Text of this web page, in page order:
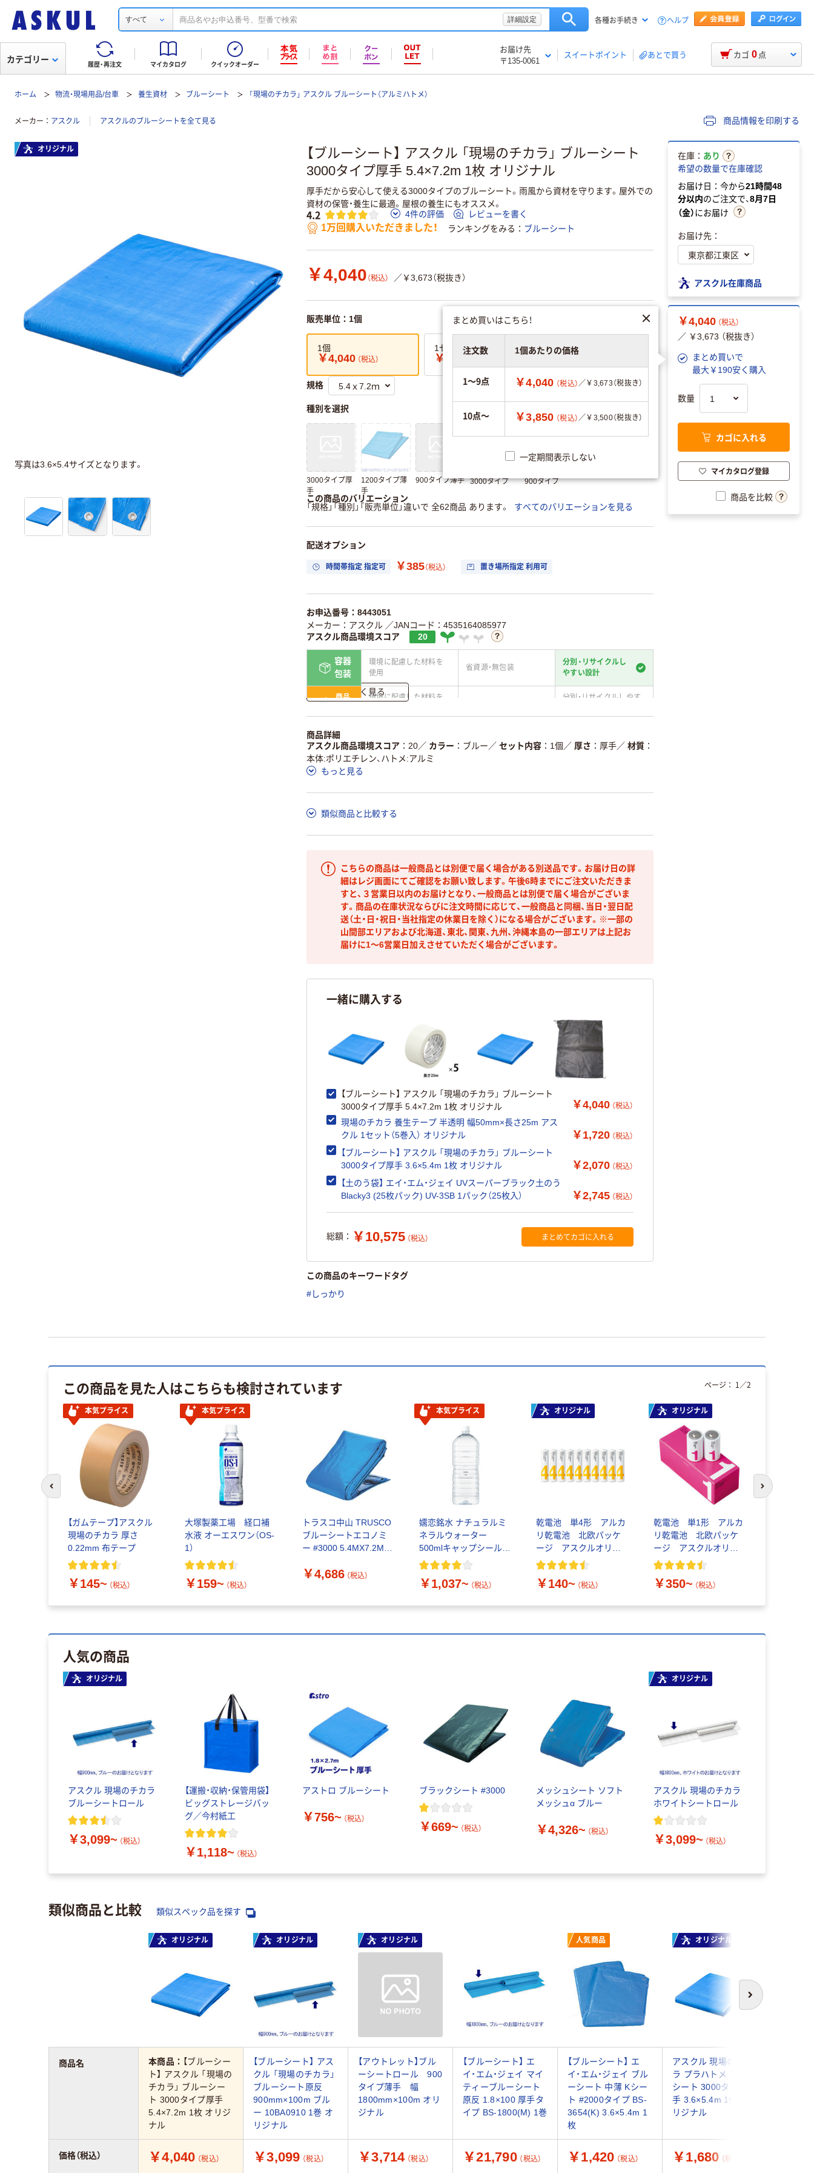
すべて 詳細設定 各種お手続き ヘルプ
履歴・再注文 マイカタログ クイックオーダー
お届け先
〒135-0061
スイートポイント あとで買う
カテゴリー カゴ 0 点
ホーム 物流・現場用品/台車 養生資材 ブルーシート 「現場のチカラ」 アスクル ブルーシート（アルミハトメ）
メーカー アスクル アスクルのブルーシートを全て見る 商品情報を印刷する
【ブルーシート】 アスクル 「現場のチカラ」 ブルーシート
3000タイプ厚手 5.4×7.2m 1枚 オリジナル
厚手だから安心して使える3000タイプのブルーシート。雨風から資材を守ります。屋外での
資材の保管・養生に最適。屋根の養生にもオススメ。
4.2 4件の評価 レビューを書く
1万回購入いただきました！ ランキングをみる ブルーシート
￥4,040 （税込） ／￥3,673（税抜き）
販売単位：1個
1個
￥4,040 （税込）
1セット（1個×3）
￥11,480
規格
種別を選択
3000タイプ厚
手
1200タイプ薄
手
900タイプ薄手 3000タイプ 900タイプ
この商品のバリエーション
「規格」「種別」「販売単位」違いで 全62商品 あります。
すべてのバリエーションを見る
配送オプション
時間帯指定 指定可 ￥385（税込） 置き場所指定 利用可
お申込番号：8443051
メーカー：アスクル ／JANコード：4535164085977
アスクル商品環境スコア
20
容器
包装
環境に配慮した材料を
使用
省資源・無包装
分別・リサイクルし
やすい設計
商品
環境に配慮した材料を
分別・リサイクルしやす
仕組
ある
ている
削減
この商品の環境配慮ポイントです。詳しくはページ下部の商品詳細「
ア詳細／加点項目
詳しく見る
商品詳細
アスクル商品環境スコア
20／ カラー ブルー ／ セット内容 1個 ／ 厚さ 厚手／ 材質
本体:ポリエチレン、ハトメ:アルミ
もっと見る
類似商品と比較する
こちらの商品は一般商品とは別便で届く場合がある別送品です。お届け日の詳
細はレジ画面にてご確認をお願い致します。午後6時までにご注文いただきま
すと、３営業日以内のお届けとなり、一般商品とは別便で届く場合がございま
す。商品の在庫状況ならびに注文時間に応じて、一般商品と同梱、当日・翌日配
送（土・日・祝日・当社指定の休業日を除く）になる場合がございます。※一部の
山間部エリアおよび北海道、東北、関東、九州、沖縄本島の一部エリアは上記お
届けに1～6営業日加えさせていただく場合がございます。
一緒に購入する
【ブルーシート】 アスクル 「現場のチカラ」 ブルーシート
3000タイプ厚手 5.4×7.2m 1枚 オリジナル
￥4,040 （税込）
現場のチカラ 養生テープ 半透明 幅50mm×長さ25m アス
クル 1セット（5巻入） オリジナル
￥1,720 （税込）
【ブルーシート】 アスクル 「現場のチカラ」 ブルーシート
3000タイプ厚手 3.6×5.4m 1枚 オリジナル
￥2,070 （税込）
【土のう袋】 エイ・エム・ジェイ UVスーパーブラック土のう
Blacky3 (25枚パック) UV-3SB 1パック（25枚入）
￥2,745 （税込）
総額： ￥10,575 （税込） まとめてカゴに入れる
この商品のキーワードタグ
#しっかり
オリジナル
写真は3.6×5.4サイズとなります。
在庫： あり
希望の数量で在庫確認
お届け日：今から21時間48
分以内のご注文で、8月7日
（金）にお届け
お届け先：
アスクル在庫商品
￥4,040 （税込）
／ ￥3,673 （税抜き）
まとめ買いで
最大￥190安く購入
まとめ買いはこちら！
注文数 1個あたりの価格
1～9点 ￥4,040 （税込）／￥3,673（税抜き）
10点～ ￥3,850 （税込）／￥3,500（税抜き）
一定期間表示しない
数量
カゴに入れる
マイカタログ登録
商品を比較
この商品を見た人はこちらも検討されています
本気プライス
【ガムテープ】アスクル
現場のチカラ 厚さ
0.22mm 布テープ
￥145~ （税込）
本気プライス
大塚製薬工場 経口補
水液 オーエスワン（OS-
1）
￥159~ （税込）
トラスコ中山 TRUSCO
ブルーシートエコノミ
ー #3000 5.4MX7.2M
2849（直送品）
￥4,686 （税込）
本気プライス
嬬恋銘水 ナチュラルミ
ネラルウォーター
500mlキャップシール付
き／2Lラベルレス 10本
￥1,037~ （税込）
オリジナル
乾電池 単4形 アルカ
リ乾電池 北欧パッケ
ージ アスクルオリジ
ナル
￥140~ （税込）
オリジナル
乾電池 単1形 アルカ
リ乾電池 北欧パッケ
ージ アスクルオリジ
ナル
￥350~ （税込）
ページ： 1 ／2
前のスライドへ 次のスライド
人気の商品
オリジナル
アスクル 現場のチカラ
ブルーシートロール
￥3,099~ （税込）
【運搬・収納・保管用袋】
ビッグストレージバッ
グ／今村紙工
￥1,118~ （税込）
アストロ ブルーシート
￥756~ （税込）
ブラックシート #3000
￥669~ （税込）
メッシュシート ソフト
メッシュα ブルー
￥4,326~ （税込）
オリジナル
アスクル 現場のチカラ
ホワイトシートロール
￥3,099~ （税込）
類似商品と比較 類似スペック品を探す
次へ
オリジナル オリジナル オリジナル 人気商品 オリジナル
本商品： 【ブルーシー
ト】 アスクル 「現場の
チカラ」 ブルーシー
ト 3000タイプ厚手
5.4×7.2m 1枚 オリジ
ナル
【ブルーシート】 アス
クル 「現場のチカラ」
ブルーシート原反
900mm×100m ブル
ー 10BA0910 1巻 オ
リジナル
【アウトレット】ブル
ーシートロール 900
タイプ薄手 幅
1800mm×100m オリ
ジナル
【ブルーシート】 エ
イ・エム・ジェイ マイ
ティーブルーシート
原反 1.8×100 厚手タ
イプ BS-1800(M) 1巻
【ブルーシート】 エ
イ・エム・ジェイ ブル
ーシート 中薄 Kシー
ト #2000タイプ BS-
3654(K) 3.6×5.4m 1
枚
アスクル 現場のチカ
ラ プラハトメ ブルー
シート 3000タイプ厚
手 3.6×5.4m 1個 オ
リジナル
￥4,040 （税込） ￥3,099 （税込） ￥3,714 （税込） ￥21,790 （税込） ￥1,420 （税込） ￥1,680 （税込）
商品名
価格（税込）